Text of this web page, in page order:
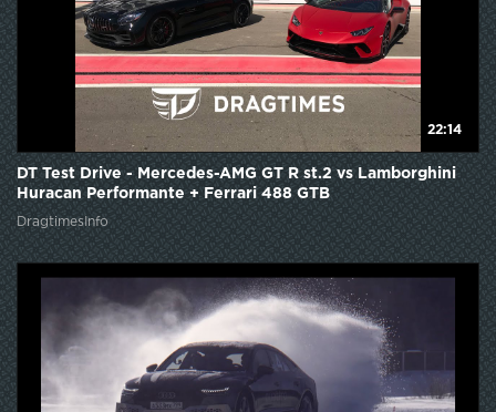
22:14
DT Test Drive - Mercedes-AMG GT R st.2 vs Lamborghini
Huracan Performante + Ferrari 488 GTB
DragtimesInfo